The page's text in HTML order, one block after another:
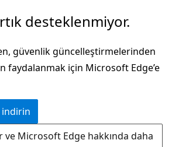
desteklenmiyor.
güvenlik güncelleştirmelerinden
faydalanmak için Microsoft Edge’e
Microsoft Edge hakkında daha